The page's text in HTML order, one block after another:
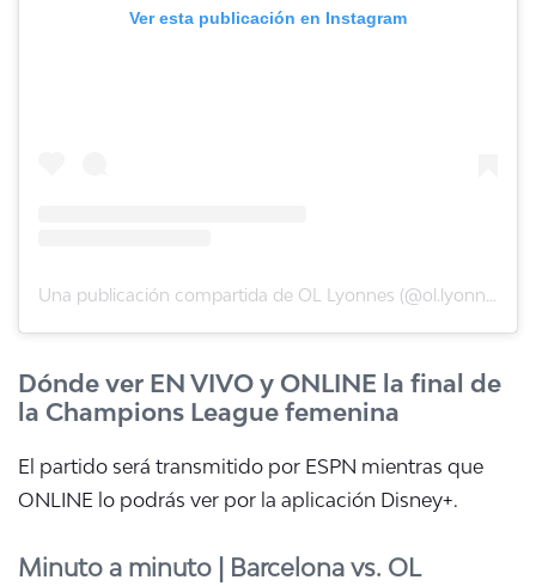
Ver esta publicación en Instagram
Dónde ver EN VIVO y ONLINE la final de
la Champions League femenina
El partido será transmitido por ESPN mientras que
ONLINE lo podrás ver por la aplicación Disney+.
Minuto a minuto | Barcelona vs. OL